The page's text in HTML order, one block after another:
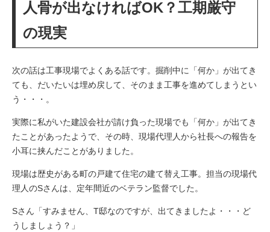
人骨が出なければOK？工期厳守
の現実
次の話は工事現場でよくある話です。掘削中に「何か」が出てき
ても、だいたいは埋め戻して、そのまま工事を進めてしまうとい
う・・・。
実際に私がいた建設会社が請け負った現場でも「何か」が出てき
たことがあったようで、その時、現場代理人から社長への報告を
小耳に挟んだことがありました。
現場は歴史がある町の戸建て住宅の建て替え工事。担当の現場代
理人のSさんは、定年間近のベテラン監督でした。
Sさん「すみません、T邸なのですが、出てきましたよ・・・ど
うしましょう？」